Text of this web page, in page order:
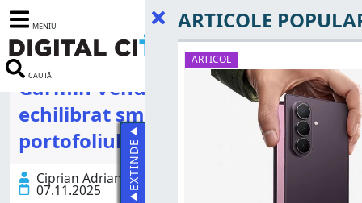
MENIU
CAUTĂ
Garmin Venu 4 review: Cel mai
echilibrat smartwatch din
portofoliul Garmin
Ciprian Adrian Rusen
07.11.2025 EXTINDE
ARTICOLE
ARTICOL